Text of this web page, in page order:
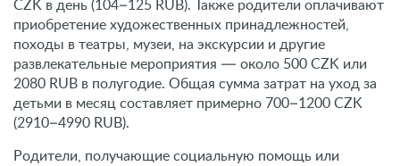
CZK в день (104–125 RUB). Также родители оплачивают
приобретение художественных принадлежностей,
походы в театры, музеи, на экскурсии и другие
развлекательные мероприятия — около 500 CZK или
2080 RUB в полугодие. Общая сумма затрат на уход за
детьми в месяц составляет примерно 700–1200 CZK
(2910–4990 RUB).
Родители, получающие социальную помощь или